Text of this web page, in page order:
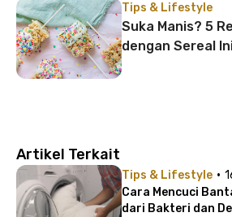
Tips & Lifestyle
Suka Manis? 5
dengan Sereal
Artikel Terkait
Tips & Lifestyle ·
Cara Mencuci
dari Bakteri dan